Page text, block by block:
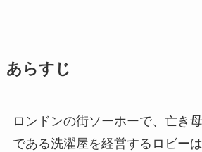
あらすじ
ロンドンの街ソーホーで、亡き
である洗濯屋を経営するロビー